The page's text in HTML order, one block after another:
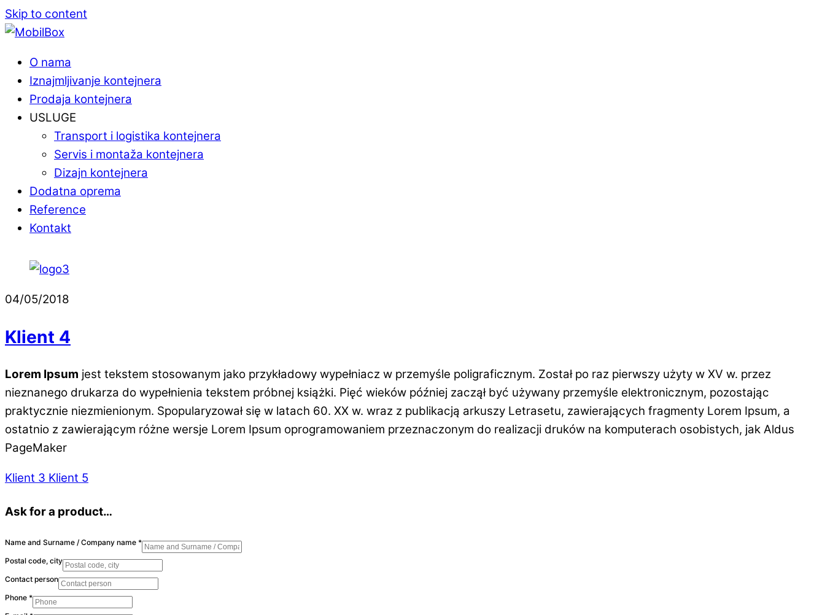
Skip to content
O nama
Iznajmljivanje kontejnera
Prodaja kontejnera
USLUGE
Transport i logistika kontejnera
Servis i montaža kontejnera
Dizajn kontejnera
Dodatna oprema
Reference
Kontakt
04/05/2018
Klient 4
Lorem Ipsum jest tekstem stosowanym jako przykładowy wypełniacz w przemyśle poligraficznym. Został po raz pierwszy użyty w XV w. przez
nieznanego drukarza do wypełnienia tekstem próbnej książki. Pięć wieków później zaczął być używany przemyśle elektronicznym, pozostając
praktycznie niezmienionym. Spopularyzował się w latach 60. XX w. wraz z publikacją arkuszy Letrasetu, zawierających fragmenty Lorem Ipsum, a
ostatnio z zawierającym różne wersje Lorem Ipsum oprogramowaniem przeznaczonym do realizacji druków na komputerach osobistych, jak Aldus
PageMaker
Klient 3 Klient 5
Ask for a product…
Name and Surname / Company name *
Postal code, city
Contact person
Phone *